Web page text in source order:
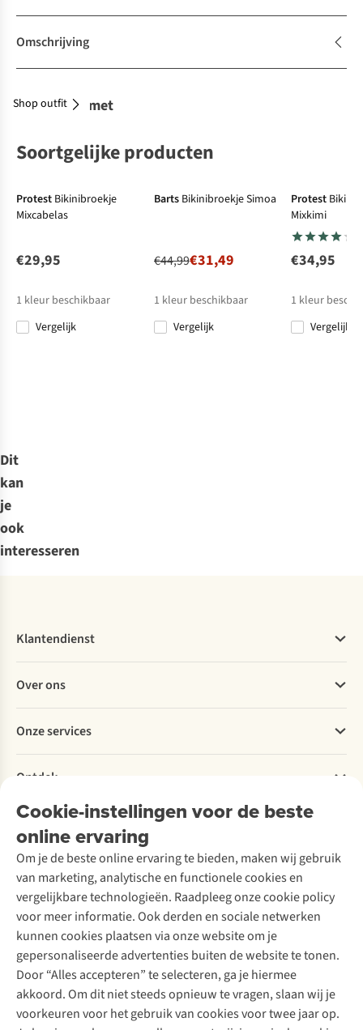
Omschrijving
Combineer met
Shop outfit
Soortgelijke producten
Protest Bikinibroekje
Mixcabelas
€29,95
1 kleur beschikbaar
Vergelijk
Barts Bikinibroekje Simoa
€44,99€31,49
1 kleur beschikbaar
Vergelijk
Protest
Mixkimi
€34,95
1 kleur
Vergelijk
Dit
kan
je
ook
interesseren
Cookie-instellingen voor de beste
online ervaring
Om je de beste online ervaring te bieden, maken wij gebruik
van marketing, analytische en functionele cookies en
vergelijkbare technologieën. Raadpleeg onze cookie policy
voor meer informatie. Ook derden en sociale netwerken
kunnen cookies plaatsen via onze website om je
gepersonaliseerde advertenties buiten de website te tonen.
Door “Alles accepteren” te selecteren, ga je hiermee
akkoord. Om dit niet steeds opnieuw te vragen, slaan wij je
voorkeuren voor het gebruik van cookies voor twee jaar op.
Klantendienst
Bestellen
Betalen
Levering
Retourneren
Bestelling herroepen
Garantie
Contact
Over ons
Explore More
Verantwoord ondernemen
Over Ayacucho
Onze winkels
Over A.S.Adventure
Toegankelijkheidsverklaring
Onze services
Ski-onderhoud
Wasservice
Schoenonderhoud
Schoenherstelling
Kledingherstelling
Retouches
Voor bedrijven
Ontdek
A.S.Magazine
Podcast
Explore Academy
Explore Camp
Gear Check
Inspiratie & advies
Meld je aan voor de nieuwsbrief
Follow us